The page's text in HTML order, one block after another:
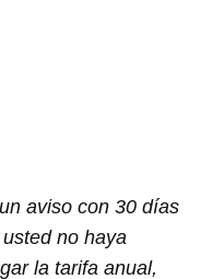
aviso con 30 días
no haya
la tarifa anual,